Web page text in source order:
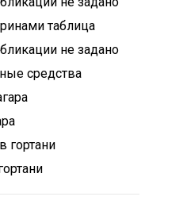
таблица
средства